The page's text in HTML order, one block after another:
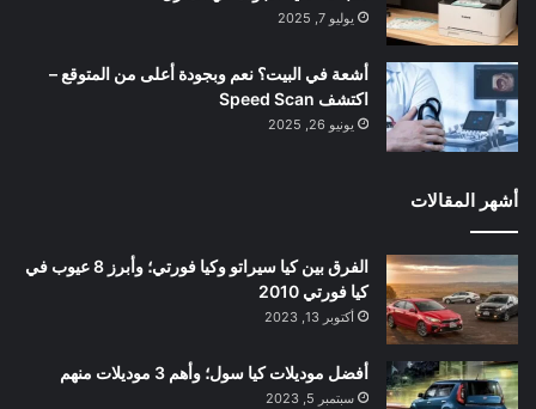
يوليو 7, 2025
أشعة في البيت؟ نعم وبجودة أعلى من المتوقع –
اكتشف Speed Scan
يونيو 26, 2025
أشهر المقالات
الفرق بين كيا سيراتو وكيا فورتي؛ وأبرز 8 عيوب في
كيا فورتي 2010
أكتوبر 13, 2023
أفضل موديلات كيا سول؛ وأهم 3 موديلات منهم
سبتمبر 5, 2023